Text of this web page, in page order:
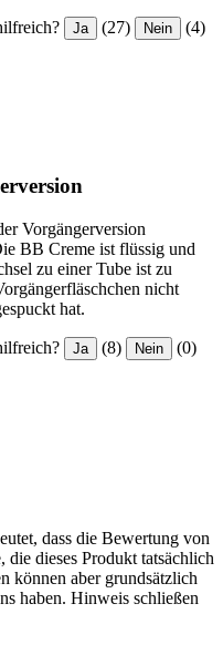
Ja (27) Nein (4)
Vorgängerversion
BB Creme ist flüssig und
zu einer Tube ist zu
nicht
hat.
Ja (8) Nein (0)
dass die Bewertung von
dieses Produkt tatsächlich
können aber grundsätzlich
haben. Hinweis schließen